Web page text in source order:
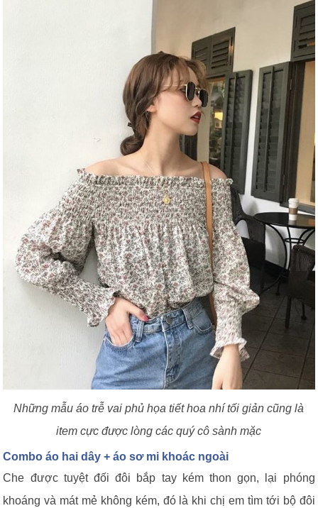
Những mẫu áo trễ vai phủ họa tiết hoa nhí tối giản cũng là
item cực được lòng các quý cô sành mặc
Combo áo hai dây + áo sơ mi khoác ngoài
Che được tuyệt đối đôi bắp tay kém thon gọn, lại phóng
khoáng và mát mẻ không kém, đó là khi chị em tìm tới bộ đôi